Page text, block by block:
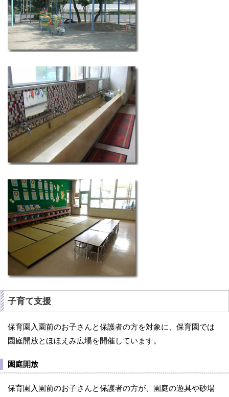
子育て支援
保育園入園前のお子さんと保護者の方を対象に、保育園では
園庭開放とほほえみ広場を開催しています。
園庭開放
保育園入園前のお子さんと保護者の方が、園庭の遊具や砂場